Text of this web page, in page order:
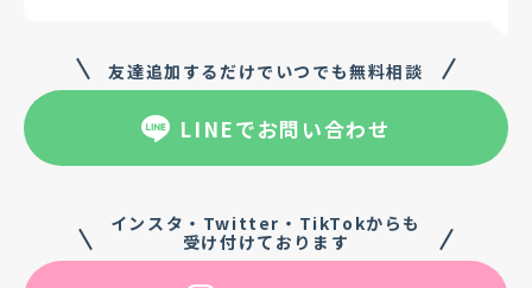
友達追加するだけでいつでも無料相談
LINEでお問い合わせ
インスタ・Twitter・TikTokからも
受け付けております